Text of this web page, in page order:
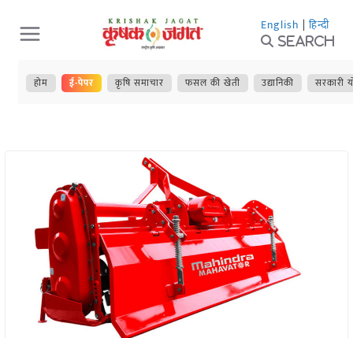
Skip
to
content
English | हिन्दी
Search
होम ई-पेपर कृषि समाचार फसल की खेती उद्यानिकी सरकारी